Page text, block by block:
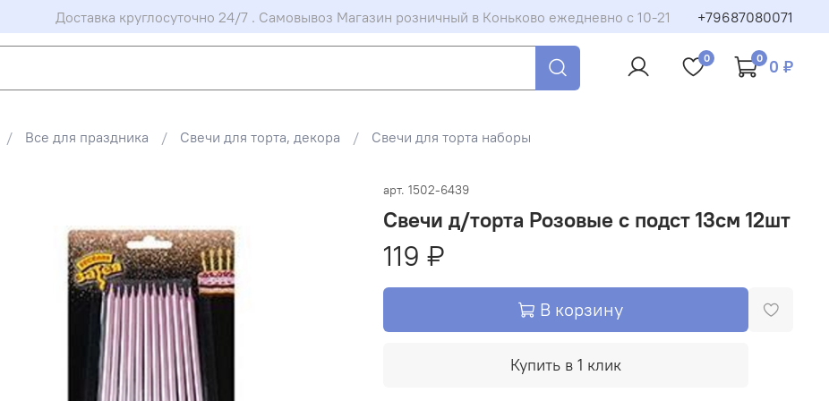
Доставка круглосуточно 24/7 . Самовывоз Магазин розничный в Коньково ежедневно с 10-21 +79687080071
0 0 0 ₽
Все для праздника Свечи для торта, декора Свечи для торта наборы
арт. 1502-6439
Свечи д/торта Розовые с подст 13см 12шт
119 ₽
В корзину
Купить в 1 клик